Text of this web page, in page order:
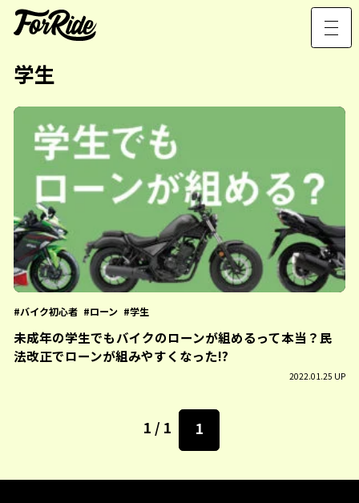
学生
バイク初心者 ローン 学生
未成年の学生でもバイクのローンが組めるって本当？民
法改正でローンが組みやすくなった!?
2022.01.25 UP
1 / 1 1